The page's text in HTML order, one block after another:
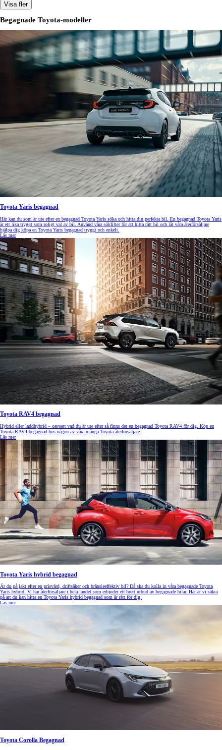
Visa fler
Begagnade Toyota-modeller
Toyota Yaris begagnad
Här kan du som är ute efter en begagnad Toyota Yaris söka och hitta din perfekta bil. En begagnad Toyota Yaris
är ett lika tryggt som roligt val av bil. Använd våra sökfilter för att hitta rätt bil och låt våra återförsäljare
hjälpa dig köpa en Toyota Yaris begagnad tryggt och enkelt.
Läs mer
Toyota RAV4 begagnad
Hybrid eller laddhybrid – oavsett vad du är ute efter så finns det en begagnad Toyota RAV4 för dig. Köp en
Toyota RAV4 begagnad hos någon av våra många Toyota-återförsäljare.
Läs mer
Toyota Yaris hybrid begagnad
Är du på jakt efter en prisvärd, driftsäker och bränsleeffektiv bil? Då ska du kolla in våra begagnade Toyota
Yaris hybrid. Vi har återförsäljare i hela landet som erbjuder ett brett utbud av begagnade bilar. Här är vi säkra
på att du kan hitta en Toyota Yaris hybrid begagnad som är rätt för dig.
Läs mer
Toyota Corolla Begagnad